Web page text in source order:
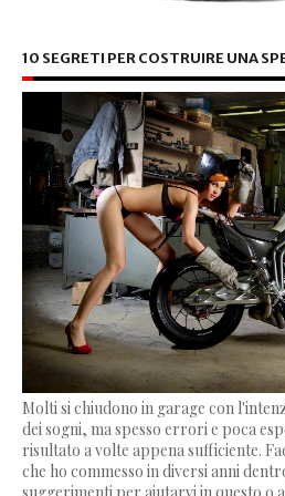
10 SEGRETI PER COSTRUIRE UNA
Molti si chiudono in garage con
dei sogni, ma spesso errori e poca
risultato a volte appena sufficiente.
che ho commesso in diversi anni